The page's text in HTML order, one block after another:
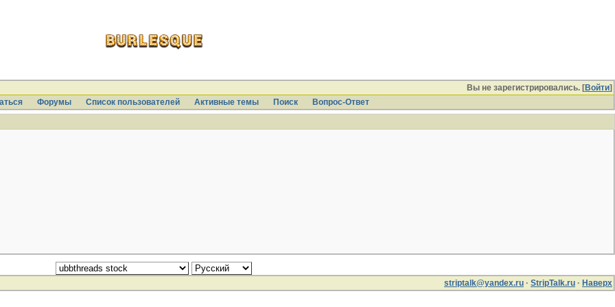
Вы не зарегистрировались. [Войти]
Форумы Список пользователей Активные темы Поиcк Вопрос-Ответ
striptalk@yandex.ru · StripTalk.ru · Наверх